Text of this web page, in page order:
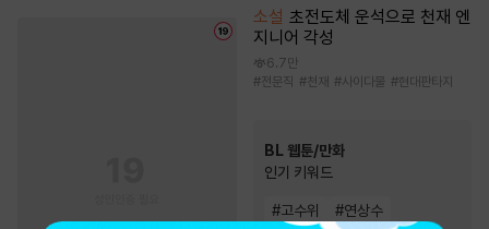
소설 초전도체 운석으로 천재 엔
지니어 각성
6.7만
#전문직 #천재 #사이다물 #현대판타지
BL 웹툰/만화
인기 키워드
#고수위 #연상수